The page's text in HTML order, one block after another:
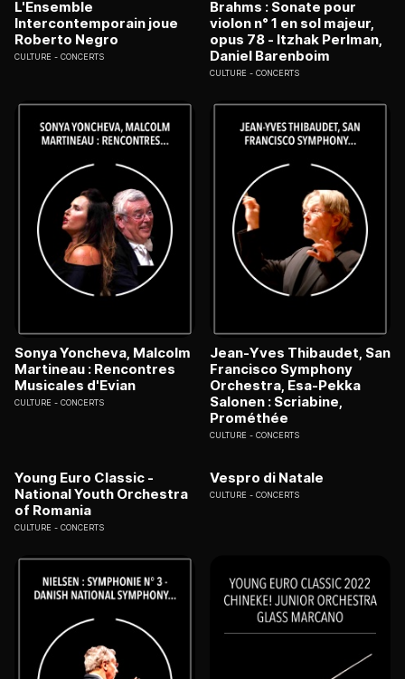
L'Ensemble
Intercontemporain joue
Roberto Negro
CULTURE CONCERTS
Brahms : Sonate pour
violon n° 1 en sol majeur,
opus 78 - Itzhak Perlman,
Daniel Barenboim
CULTURE CONCERTS
Sonya Yoncheva, Malcolm
Martineau : Rencontres
Musicales d'Evian
CULTURE CONCERTS
Jean-Yves Thibaudet, San
Francisco Symphony
Orchestra, Esa-Pekka
Salonen : Scriabine,
Prométhée
CULTURE CONCERTS
Young Euro Classic -
National Youth Orchestra
of Romania
CULTURE CONCERTS
Vespro di Natale
CULTURE CONCERTS